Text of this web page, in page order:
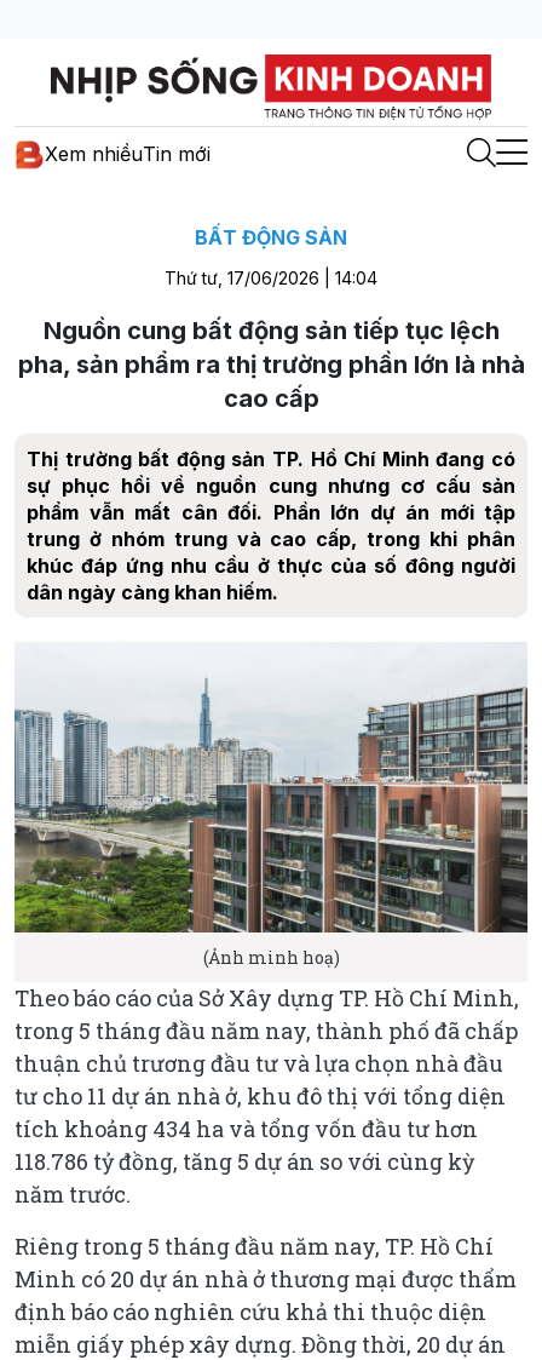
Xem nhiềuTin mới
BẤT ĐỘNG SẢN
Thứ tư, 17/06/2026 | 14:04
Nguồn cung bất động sản tiếp tục lệch
pha, sản phẩm ra thị trường phần lớn là nhà
cao cấp
Thị trường bất động sản TP. Hồ Chí Minh đang có
sự phục hồi về nguồn cung nhưng cơ cấu sản
phẩm vẫn mất cân đối. Phần lớn dự án mới tập
trung ở nhóm trung và cao cấp, trong khi phân
khúc đáp ứng nhu cầu ở thực của số đông người
dân ngày càng khan hiếm.
(Ảnh minh hoạ)
Theo báo cáo của Sở Xây dựng TP. Hồ Chí Minh,
trong 5 tháng đầu năm nay, thành phố đã chấp
thuận chủ trương đầu tư và lựa chọn nhà đầu
tư cho 11 dự án nhà ở, khu đô thị với tổng diện
tích khoảng 434 ha và tổng vốn đầu tư hơn
118.786 tỷ đồng, tăng 5 dự án so với cùng kỳ
năm trước.
Riêng trong 5 tháng đầu năm nay, TP. Hồ Chí
Minh có 20 dự án nhà ở thương mại được thẩm
định báo cáo nghiên cứu khả thi thuộc diện
miễn giấy phép xây dựng. Đồng thời, 20 dự án